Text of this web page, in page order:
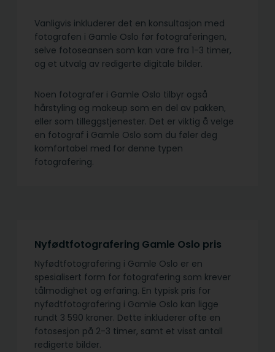
Vanligvis inkluderer det en konsultasjon med
fotografen i Gamle Oslo før fotograferingen,
selve fotoseansen som kan vare fra 1-3 timer,
og et utvalg av redigerte digitale bilder.
Noen fotografer i Gamle Oslo tilbyr også
hårstyling og makeup som en del av pakken,
eller som tilleggstjenester. Det er viktig å velge
en fotograf i Gamle Oslo som du føler deg
komfortabel med for denne typen
fotografering.
Nyfødtfotografering Gamle Oslo pris
Nyfødtfotografering i Gamle Oslo er en
spesialisert form for fotografering som krever
tålmodighet og erfaring. En typisk pris for
nyfødtfotografering i Gamle Oslo kan ligge
rundt 3 590 kroner. Dette inkluderer ofte en
fotosesjon på 2-3 timer, samt et visst antall
redigerte bilder.